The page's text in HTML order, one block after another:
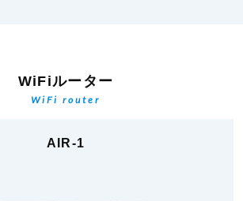
WiFiルーター
WiFi router
AIR-1